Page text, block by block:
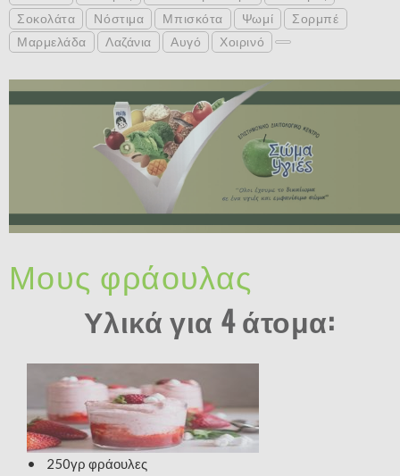
Σοκολάτα
Νόστιμα Μπισκότα Ψωμί
Σορμπέ
Μαρμελάδα
Λαζάνια Αυγό Χοιρινό
Μους φράουλας
Υλικά για 4 άτομα:
• 250γρ φράουλες